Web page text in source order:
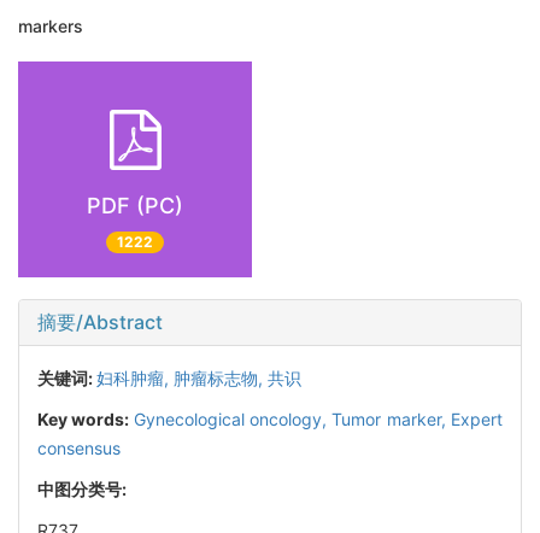
markers
PDF (PC)
1222
摘要/Abstract
关键词:妇科肿瘤, 肿瘤标志物, 共识
Key words: Gynecological oncology,Tumor marker, Expert
consensus
中图分类号: